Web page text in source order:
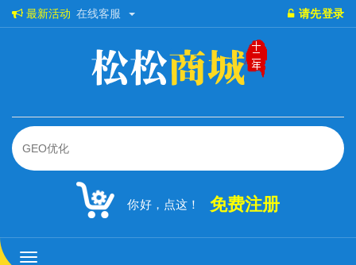
请先登录
最新活动 在线客服
你好，点这！ 免费注册
松